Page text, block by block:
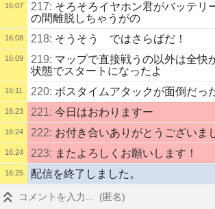
16:07 217: そろそろイヤホン君がバッテリ
の間離脱しちゃうがの
16:08 218: そうそう ではさらばだ！
16:09 219: マップで直接戦うの以外は全快
状態でスタートになったよ
16:11 220: ボスタイムアタックが面倒だっ
16:23 221: 今日はおわりますー
16:24 222: お付き合いありがとうございま
16:24 223: またよろしくお願いします！
16:25 配信を終了しました。